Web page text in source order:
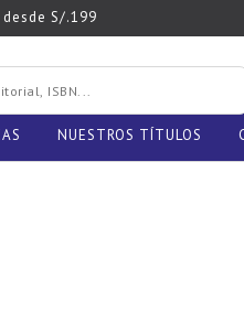
S/.199
NUESTROS TÍTULOS